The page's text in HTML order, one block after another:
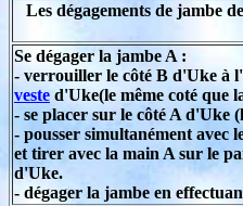
Les dégagements de jambe
Se dégager la jambe A :
- verrouiller le côté B d'Uke à
veste d'Uke(le même coté que
- se placer sur le côté A d'Uke
- pousser simultanément avec
et tirer avec la main A sur le
d'Uke.
- dégager la jambe en